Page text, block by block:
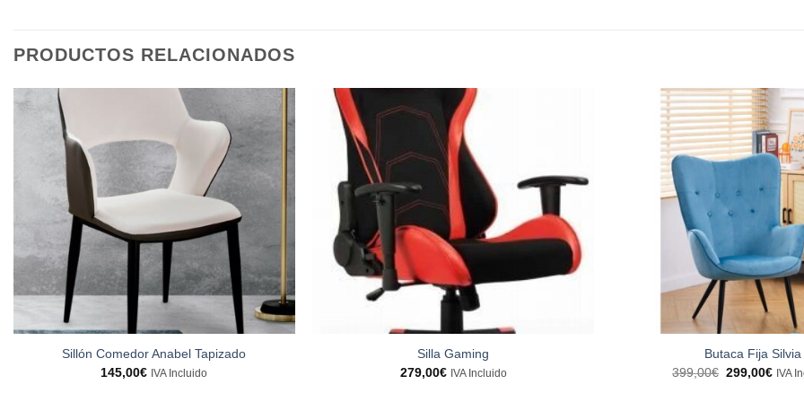
PRODUCTOS RELACIONADOS
Sillón Comedor Anabel Tapizado
145,00€ IVA Incluido
Silla Gaming
279,00€ IVA Incluido
Butaca Fija Silvia
399,00€ El
precio
299,00€ElIVA